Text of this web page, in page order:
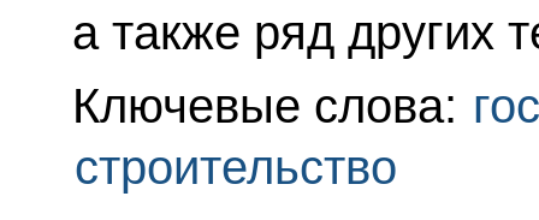
а также ряд других
Ключевые слова:
строительство